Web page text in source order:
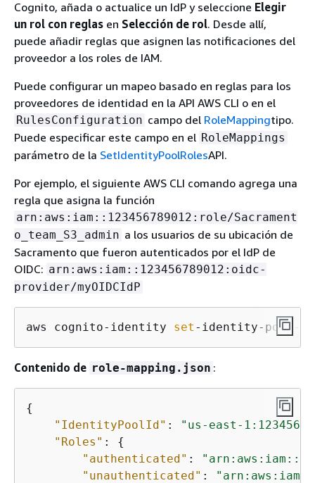
Cognito, añada o actualice un IdP y seleccione Elegir
un rol con reglas en Selección de rol. Desde allí,
puede añadir reglas que asignen las notificaciones del
proveedor a los roles de IAM.
Puede configurar un mapeo basado en reglas para los
proveedores de identidad en la API AWS CLI o en el
RulesConfiguration campo del RoleMappingtipo.
Puede especificar este campo en el RoleMappings
parámetro de la SetIdentityPoolRolesAPI.
Por ejemplo, el siguiente AWS CLI comando agrega una
regla que asigna la función
arn:aws:iam::123456789012:role/Sacrament
o_team_S3_admin a los usuarios de su ubicación de
Sacramento que fueron autenticados por el IdP de
OIDC: arn:aws:iam::123456789012:oidc-
provider/myOIDCIdP
aws cognito-identity set -identity-pool-
Contenido de role-mapping.json :
{
"IdentityPoolId" :
"us-east-
"Roles" : {
"authenticated" :
"unauthenticated" :